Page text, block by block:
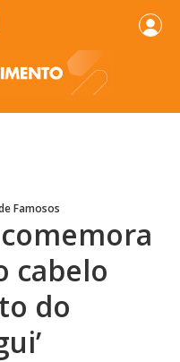
Famosos
cabelo
do